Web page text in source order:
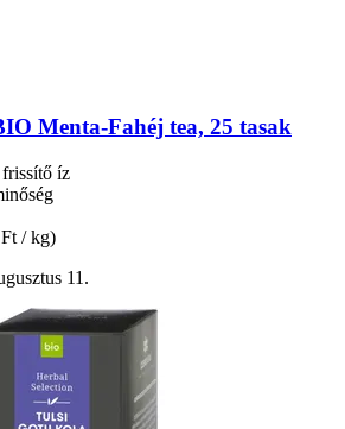
Menta-​Fahéj tea, 25 tasak
íz
/ kg)
11.